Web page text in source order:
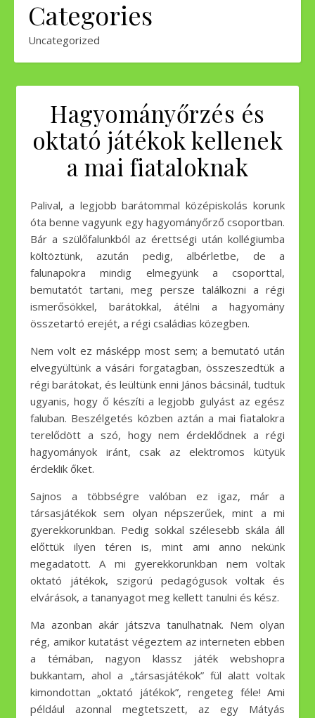
Categories
Uncategorized
Hagyományőrzés és
oktató játékok kellenek
a mai fiataloknak
Palival, a legjobb barátommal középiskolás korunk
óta benne vagyunk egy hagyományőrző csoportban.
Bár a szülőfalunkból az érettségi után kollégiumba
költöztünk, azután pedig, albérletbe, de a
falunapokra mindig elmegyünk a csoporttal,
bemutatót tartani, meg persze találkozni a régi
ismerősökkel, barátokkal, átélni a hagyomány
összetartó erejét, a régi családias közegben.
Nem volt ez másképp most sem; a bemutató után
elvegyültünk a vásári forgatagban, összeszedtük a
régi barátokat, és leültünk enni János bácsinál, tudtuk
ugyanis, hogy ő készíti a legjobb gulyást az egész
faluban. Beszélgetés közben aztán a mai fiatalokra
terelődött a szó, hogy nem érdeklődnek a régi
hagyományok iránt, csak az elektromos kütyük
érdeklik őket.
Sajnos a többségre valóban ez igaz, már a
társasjátékok sem olyan népszerűek, mint a mi
gyerekkorunkban. Pedig sokkal szélesebb skála áll
előttük ilyen téren is, mint ami anno nekünk
megadatott. A mi gyerekkorunkban nem voltak
oktató játékok, szigorú pedagógusok voltak és
elvárások, a tananyagot meg kellett tanulni és kész.
Ma azonban akár játszva tanulhatnak. Nem olyan
rég, amikor kutatást végeztem az interneten ebben
a témában, nagyon klassz játék webshopra
bukkantam, ahol a „társasjátékok” fül alatt voltak
kimondottan „oktató játékok”, rengeteg féle! Ami
például azonnal megtetszett, az egy Mátyás